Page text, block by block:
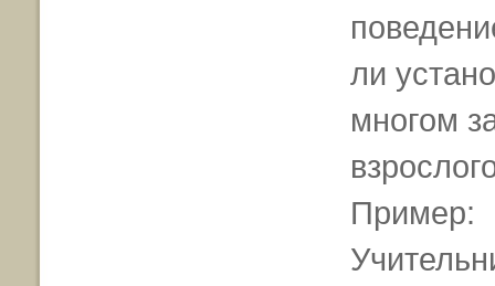
ли
многом
Пример: